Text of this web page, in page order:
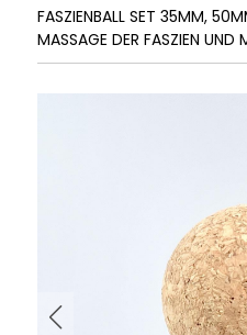
FASZIENBALL SET 35MM,
MASSAGE DER FASZIEN UND